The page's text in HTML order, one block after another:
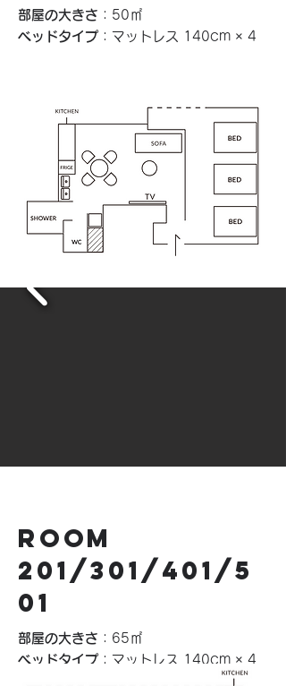
部屋の大きさ ：50㎡
ベッドタイプ ：マットレス 140cm × 4
ROOM
201/301/401/5
01
部屋の大きさ ：65㎡
ベッドタイプ ：マットレス 140cm × 4